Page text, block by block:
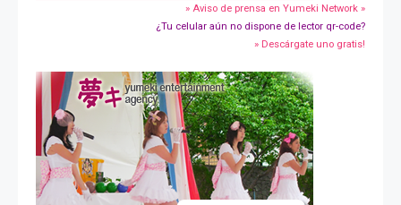
» Aviso de prensa en Yumeki Network »
¿Tu celular aún no dispone de lector qr-code?
» Descárgate uno gratis!